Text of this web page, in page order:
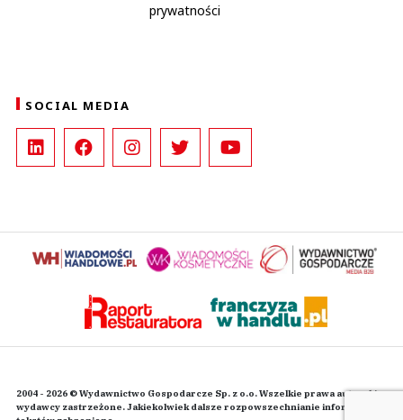
prywatności
SOCIAL MEDIA
2004 - 2026 © Wydawnictwo Gospodarcze Sp. z o.o. Wszelkie prawa autorskie
wydawcy zastrzeżone. Jakiekolwiek dalsze rozpowszechnianie informacji i